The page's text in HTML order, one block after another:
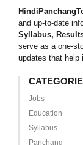
and up-to-date
Syllabus,
serve as a one-
updates that help
Jobs
Education
Syllabus
Panchang